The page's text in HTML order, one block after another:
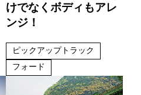
けでなくボディもアレ
ンジ！
ピックアップトラック
フォード